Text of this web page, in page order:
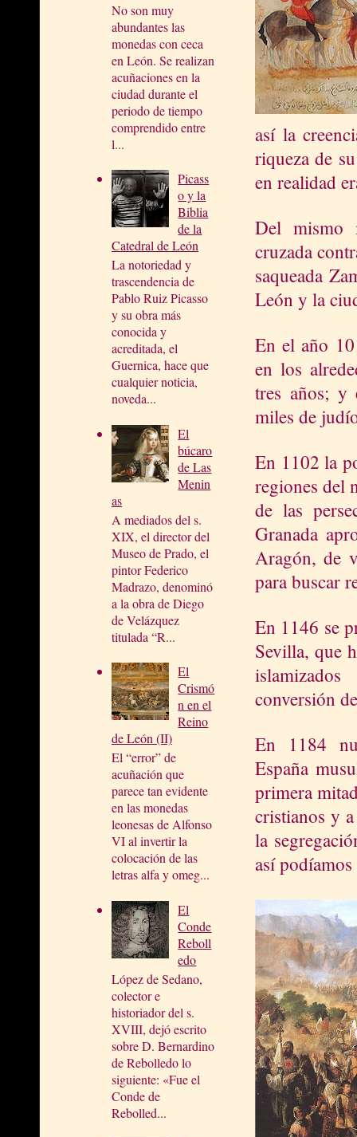
No son muy
abundantes las
monedas con ceca
en León. Se realizan
acuñaciones en la
ciudad durante el
periodo de tiempo
comprendido entre
l...
Picass
o y la
Biblia
de la
Catedral de León
La notoriedad y
trascendencia de
Pablo Ruiz Picasso
y su obra más
conocida y
acreditada, el
Guernica, hace que
cualquier noticia,
noveda...
El
búcaro
de Las
Menin
as
A mediados del s.
XIX, el director del
Museo de Prado, el
pintor Federico
Madrazo, denominó
a la obra de Diego
de Velázquez
titulada “R...
El
Crismó
n en el
Reino
de León (II)
El “error” de
acuñación que
parece tan evidente
en las monedas
leonesas de Alfonso
VI al invertir la
colocación de las
letras alfa y omeg...
El
Conde
Reboll
edo
López de Sedano,
colector e
historiador del s.
XVIII, dejó escrito
sobre D. Bernardino
de Rebolledo lo
siguiente: «Fue el
Conde de
Rebolled...
así la
riqueza de
en realidad
Del mismo
cruzada
saqueada
León y la
En el año
en los
tres años; y
miles de
En 1102 la
regiones del
de las
Granada
Aragón, de
para buscar
En 1146 se
Sevilla, que
conversión
En 1184
España
primera
cristianos y
la
así